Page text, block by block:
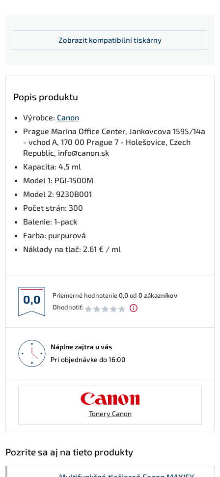
Zobrazit kompatibilní tiskárny
Popis produktu
Výrobce: Canon
Prague Marina Office Center, Jankovcova 1595/14a
- vchod A, 170 00 Prague 7 - Holešovice, Czech
Republic, info@canon.sk
Kapacita: 4,5 ml
Model 1: PGI-1500M
Model 2: 9230B001
Počet strán: 300
Balenie: 1-pack
Farba: purpurová
Náklady na tlač: 2.61 € / ml
0,0 Priemerné hodnotenie0,0od 0zákazníkov
Ohodnotiť:
Náplne zajtra u vás
Pri objednávke do 16:00
Tonery Canon
Pozrite sa aj na tieto produkty